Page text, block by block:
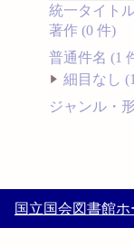
統一タイト
著作 (0 件)
普通件名 (1
細目なし
ジャンル・
国立国会図書館ホ